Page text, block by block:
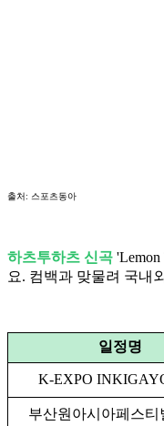
출처: 스포츠동아
하츠투하츠 신곡
요. 컴백과 맞물려 국내
일정명
K-EXPO
부산원아시아페스티